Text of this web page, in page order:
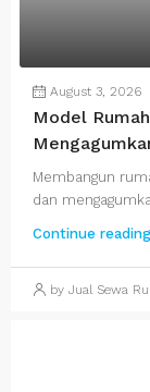
August 3, 2026
Model
Membangun
dan
Continue reading
by Jual Sewa